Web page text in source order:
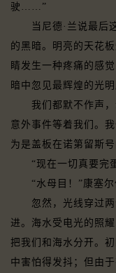
驶……”
当尼德·兰说最后这
的黑暗。明亮的天花
睛发生一种疼痛的感
暗中忽见最辉煌的光
我们都默不作声，
意外事件等着我们。
为是盖板在诺第留斯
“现在一切真要完蛋
“水母目！”康塞尔
忽然，光线穿过两
进。海水受电光的照
把我们和海水分开。
中害怕得发抖；但由